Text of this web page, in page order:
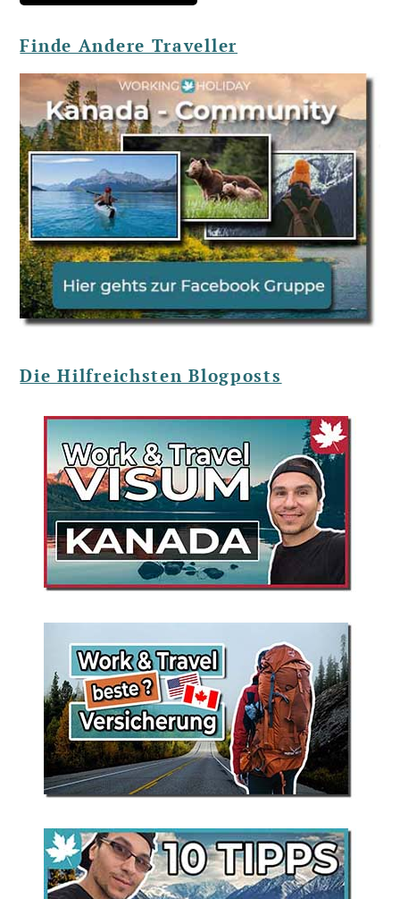
Finde Andere Traveller
Die Hilfreichsten Blogposts